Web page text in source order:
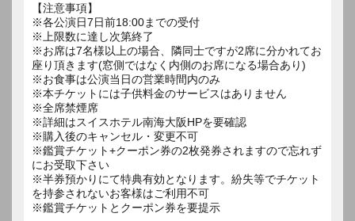
【注意事項】
※各公演日7日前18:00までの受付
※上限数に達し次第終了
※お席は7名様以上の場合、隣同士ですが2席に分かれてお
座り頂きます(窓側ではなく内側のお席になる場合あり)
※お食事は公演当日の営業時間内のみ
※本チケットには子供料金のサービスはありません
※全席禁煙席
※詳細はスイスホテル南海大阪HPを要確認
※購入後のキャンセル・変更不可
※鑑賞チケット+クーポン券の2枚発券されますので忘れず
にお受取下さい
※半券預かりにて特典有効となります。紛失等でチケット
を持参されないお客様はご利用不可
※鑑賞チケットとクーポン券を要提示